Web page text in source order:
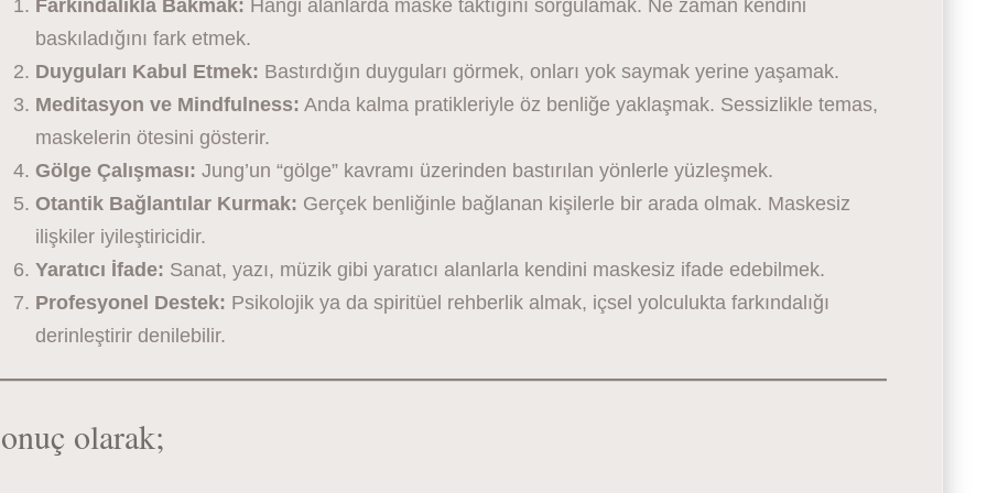
Farkındalıkla Bakmak: Hangi alanlarda maske taktığını sorgulamak. Ne zaman kendini
baskıladığını fark etmek.
Duyguları Kabul Etmek: Bastırdığın duyguları görmek, onları yok saymak yerine yaşamak.
Meditasyon ve Mindfulness: Anda kalma pratikleriyle öz benliğe yaklaşmak. Sessizlikle temas,
maskelerin ötesini gösterir.
Gölge Çalışması: Jung’un “gölge” kavramı üzerinden bastırılan yönlerle yüzleşmek.
Otantik Bağlantılar Kurmak: Gerçek benliğinle bağlanan kişilerle bir arada olmak. Maskesiz
ilişkiler iyileştiricidir.
Yaratıcı İfade: Sanat, yazı, müzik gibi yaratıcı alanlarla kendini maskesiz ifade edebilmek.
Profesyonel Destek: Psikolojik ya da spiritüel rehberlik almak, içsel yolculukta farkındalığı
derinleştirir denilebilir.
olarak;